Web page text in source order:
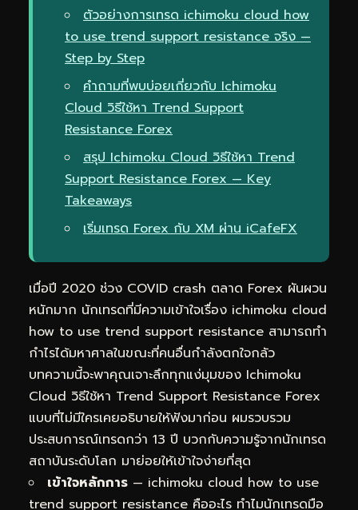
ตัวอย่างการเทรด ichimoku cloud how
to use trend support resistance จริง —
Step by Step
คำถามที่พบบ่อยเกี่ยวกับ Ichimoku
Cloud วิธีใช้หา Trend Support
Resistance Forex
สรุป Ichimoku Cloud วิธีใช้หา Trend
Support Resistance Forex — Key
Takeaways
เริ่มเทรด Forex กับ XM ผ่าน iCafeFX
เมื่อปี 2020 ช่วง COVID crash ตลาด Forex ผันผวน
หนักมาก นักเทรดที่มีความเข้าใจเรื่อง ichimoku cloud
how to use trend support resistance สามารถทำ
กำไรได้มหาศาลในขณะที่คนอื่นกำลังตกใจกลัว
บทความนี้จะพาคุณเจาะลึกทุกแง่มุมของ Ichimoku
Cloud วิธีใช้หา Trend Support Resistance Forex
แบบที่ไม่มีใครเคยอธิบายให้ฟังมาก่อน ผมรวบรวม
ประสบการณ์เทรดกว่า 13 ปี บวกกับความรู้จากนักเทรด
สถาบันระดับโลก มาย่อยให้เข้าใจง่ายที่สุด
เข้าใจหลักการ — ichimoku cloud how to use
trend support resistance คืออะไร ทำไมนักเทรดมือ